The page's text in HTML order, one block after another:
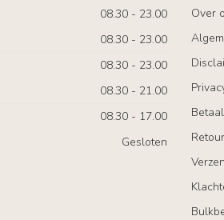
08.30 - 23.00
08.30 - 23.00
08.30 - 23.00
08.30 - 21.00
08.30 - 17.00
Gesloten
Over